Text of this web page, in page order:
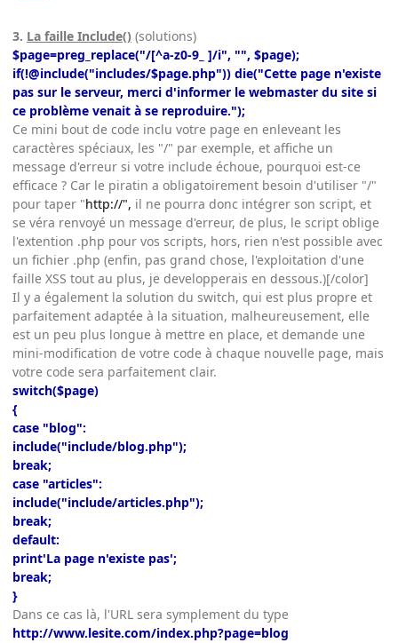
3. La faille Include() (solutions)
$page=preg_replace("/[^a-z0-9_ ]/i", "", $page);
if(!@include("includes/$page.php")) die("Cette page n'existe
pas sur le serveur, merci d'informer le webmaster du site si
ce problème venait à se reproduire.");
Ce mini bout de code inclu votre page en enleveant les
caractères spéciaux, les "/" par exemple, et affiche un
message d'erreur si votre include échoue, pourquoi est-ce
efficace ? Car le piratin a obligatoirement besoin d'utiliser "/"
pour taper "http://", il ne pourra donc intégrer son script, et
se véra renvoyé un message d'erreur, de plus, le script oblige
l'extention .php pour vos scripts, hors, rien n'est possible avec
un fichier .php (enfin, pas grand chose, l'exploitation d'une
faille XSS tout au plus, je developperais en dessous.)[/color]
Il y a également la solution du switch, qui est plus propre et
parfaitement adaptée à la situation, malheureusement, elle
est un peu plus longue à mettre en place, et demande une
mini-modification de votre code à chaque nouvelle page, mais
votre code sera parfaitement clair.
switch($page)
{
case "blog":
include("include/blog.php");
break;
case "articles":
include("include/articles.php");
break;
default:
print'La page n'existe pas';
break;
}
Dans ce cas là, l'URL sera symplement du type
http://www.lesite.com/index.php?page=blog